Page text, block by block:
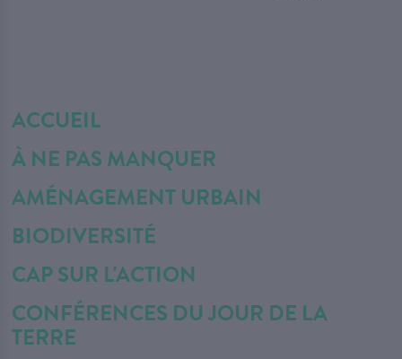
ACCUEIL
À NE PAS MANQUER
AMÉNAGEMENT URBAIN
BIODIVERSITÉ
CAP SUR L'ACTION
CONFÉRENCES DU JOUR DE LA
TERRE